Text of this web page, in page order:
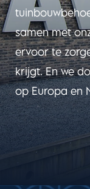
samen met
ervoor te
krijgt. En we
op Europa en